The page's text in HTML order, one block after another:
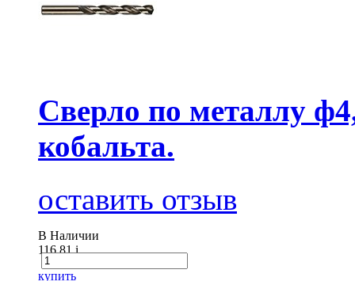
Сверло по металлу
кобальта.
оставить отзыв
В Наличии
116.81i
купить